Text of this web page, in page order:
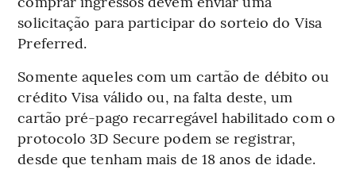
solicitação para participar do sorteio do Visa
Preferred.
Somente aqueles com um cartão de débito ou
crédito Visa válido ou, na falta deste, um
cartão pré-pago recarregável habilitado com o
protocolo 3D Secure podem se registrar,
desde que tenham mais de 18 anos de idade.